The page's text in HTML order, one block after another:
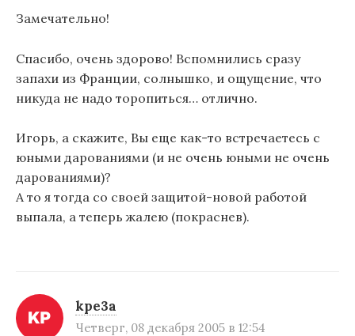
Замечательно!
Спасибо, очень здорово! Вспомнились сразу
запахи из Франции, солнышко, и ощущение, что
никуда не надо торопиться… отлично.
Игорь, а скажите, Вы еще как-то встречаетесь с
юными дарованиями (и не очень юными не очень
дарованиями)?
А то я тогда со своей защитой-новой работой
выпала, а теперь жалею (покраснев).
kpe3a
Четверг, 08 декабря 2005 в 12:54